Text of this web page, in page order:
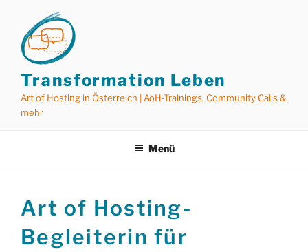
springen
Transformation Leben
Art of Hosting in Österreich | AoH-Trainings, Community Calls &
mehr
Menü
Art of Hosting-
Begleiterin für